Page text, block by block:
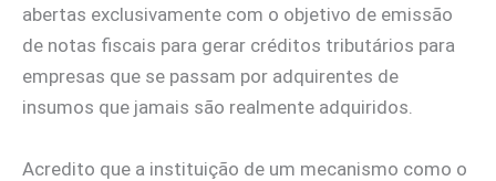
abertas exclusivamente com o objetivo de emissão
de notas fiscais para gerar créditos tributários para
empresas que se passam por adquirentes de
insumos que jamais são realmente adquiridos.
Acredito que a instituição de um mecanismo como o